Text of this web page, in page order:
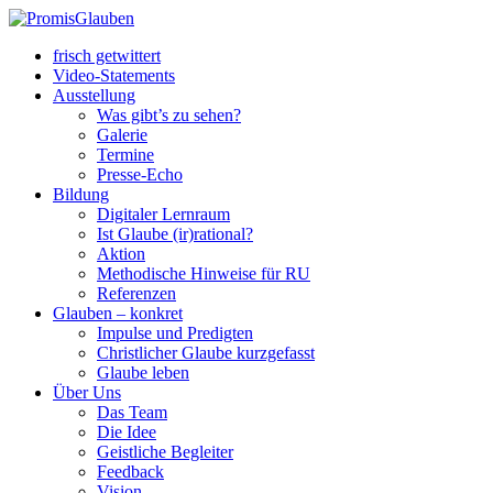
frisch getwittert
Video-Statements
Ausstellung
Was gibt’s zu sehen?
Galerie
Termine
Presse-Echo
Bildung
Digitaler Lernraum
Ist Glaube (ir)rational?
Aktion
Methodische Hinweise für RU
Referenzen
Glauben – konkret
Impulse und Predigten
Christlicher Glaube kurzgefasst
Glaube leben
Über Uns
Das Team
Die Idee
Geistliche Begleiter
Feedback